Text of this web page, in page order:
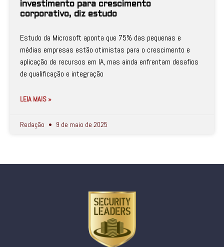
investimento para crescimento
corporativo, diz estudo
Estudo da Microsoft aponta que 75% das pequenas e
médias empresas estão otimistas para o crescimento e
aplicação de recursos em IA, mas ainda enfrentam desafios
de qualificação e integração
LEIA MAIS »
Redação 9 de maio de 2025